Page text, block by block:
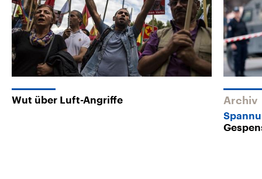
Wut über Luft-Angriffe Archiv